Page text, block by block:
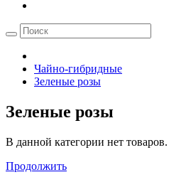
Чайно-гибридные
Зеленые розы
Зеленые розы
В данной категории нет товаров.
Продолжить